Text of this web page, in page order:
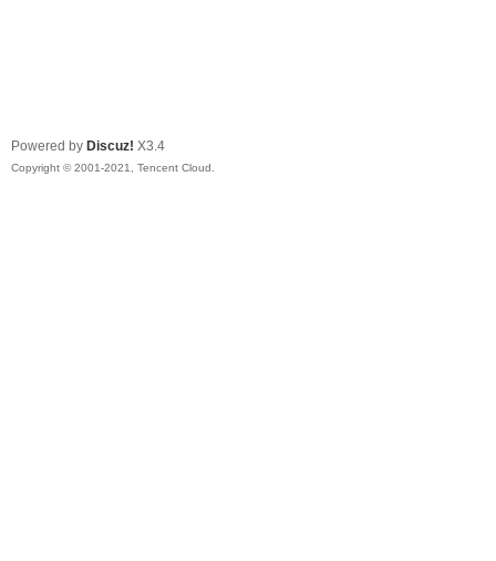
Powered by Discuz! X3.4
Copyright © 2001-2021, Tencent Cloud.